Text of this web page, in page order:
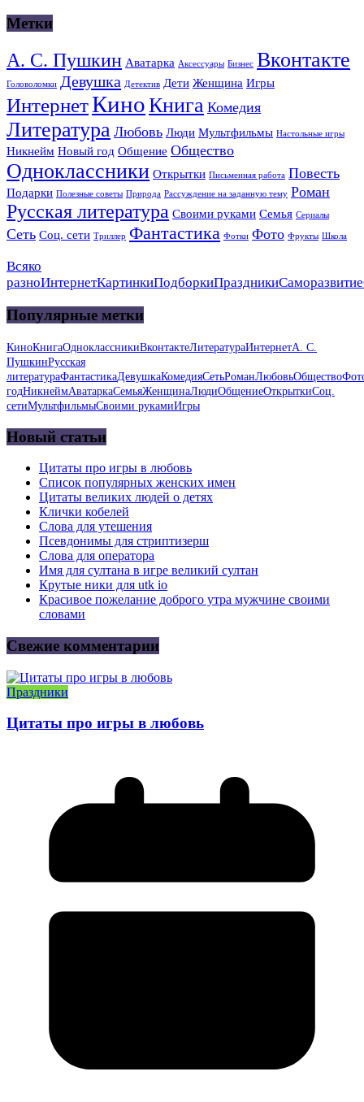
Метки
А. С. Пушкин Аватарка Аксессуары Бизнес Вконтакте
Головоломки Девушка Детектив Дети Женщина Игры
ИнтернетКиноКнига Комедия
Литература Любовь Люди Мультфильмы Настольные игры
Никнейм Новый год Общение Общество
Одноклассники Открытки Письменная работа Повесть
Подарки Полезные советы Природа Рассуждение на заданную тему Роман
Русская литература Своими руками Семья Сериалы
Сеть Соц. сети Триллер Фантастика Фотки Фото Фрукты Школа
Всяко
разноИнтернетКартинкиПодборкиПраздникиСаморазвитие
Популярные метки
КиноКнигаОдноклассникиВконтактеЛитератураИнтернетА. С.
ПушкинРусская
литератураФантастикаДевушкаКомедияСетьРоманЛюбовьОбщество
годНикнеймАватаркаСемьяЖенщинаЛюдиОбщениеОткрыткиСоц.
сетиМультфильмыСвоими рукамиИгры
Новый статьи
Цитаты про игры в любовь
Список популярных женских имен
Цитаты великих людей о детях
Клички кобелей
Слова для утешения
Псевдонимы для стриптизерш
Слова для оператора
Имя для султана в игре великий султан
Крутые ники для utk io
Красивое пожелание доброго утра мужчине своими
словами
Свежие комментарии
Праздники
Цитаты про игры в любовь